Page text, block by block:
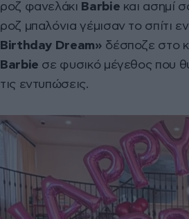
ροζ φανελάκι Barbie και ασημί
ροζ μπαλόνια γέμισαν το σπίτι
Birthday Dream» δέσποζε στο
Barbie σε φυσικό μέγεθος που
τις εντυπώσεις.